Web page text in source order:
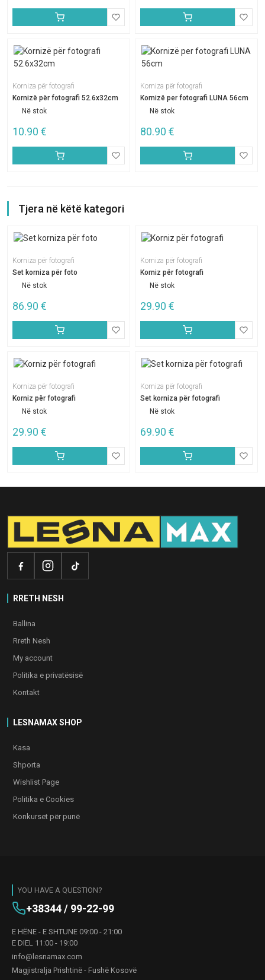
Korniza për fotografi
Kornizë për fotografi 52.6x32cm
Në stok
10.90 €
Korniza për fotografi
Kornizë per fotografi LUNA 56cm
Në stok
80.90 €
Tjera në këtë kategori
Korniza për fotografi
Set korniza për foto
Në stok
86.90 €
Korniza për fotografi
Korniz për fotografi
Në stok
29.90 €
Korniza për fotografi
Korniz për fotografi
Në stok
29.90 €
Korniza për fotografi
Set korniza për fotografi
Në stok
69.90 €
RRETH NESH
Ballina
Rreth Nesh
My account
Politika e privatësisë
Kontakt
LESNAMAX SHOP
Kasa
Shporta
Wishlist Page
Politika e Cookies
Konkurset për punë
YOU HAVE A QUESTION?
+38344 / 99-22-99
E HËNE - E SHTUNE 09:00 - 21:00
E DIEL 11:00 - 19:00
info@lesnamax.com
Magjistralja Prishtinë - Fushë Kosovë